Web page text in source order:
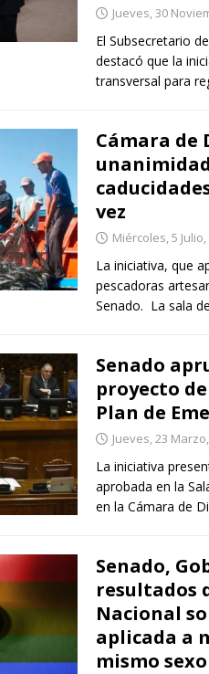
Jueves, 30
El Subsecretario
destacó que la
transversal para
Cámara de
vez
Miércoles, 5
La iniciativa, que
pescadoras
Senado. La sala
Senado
proyecto
Plan de
Jueves, 23
La iniciativa
aprobada en la
en la Cámara de
Senado,
resultados
Nacional
aplicada a
mismo sexo